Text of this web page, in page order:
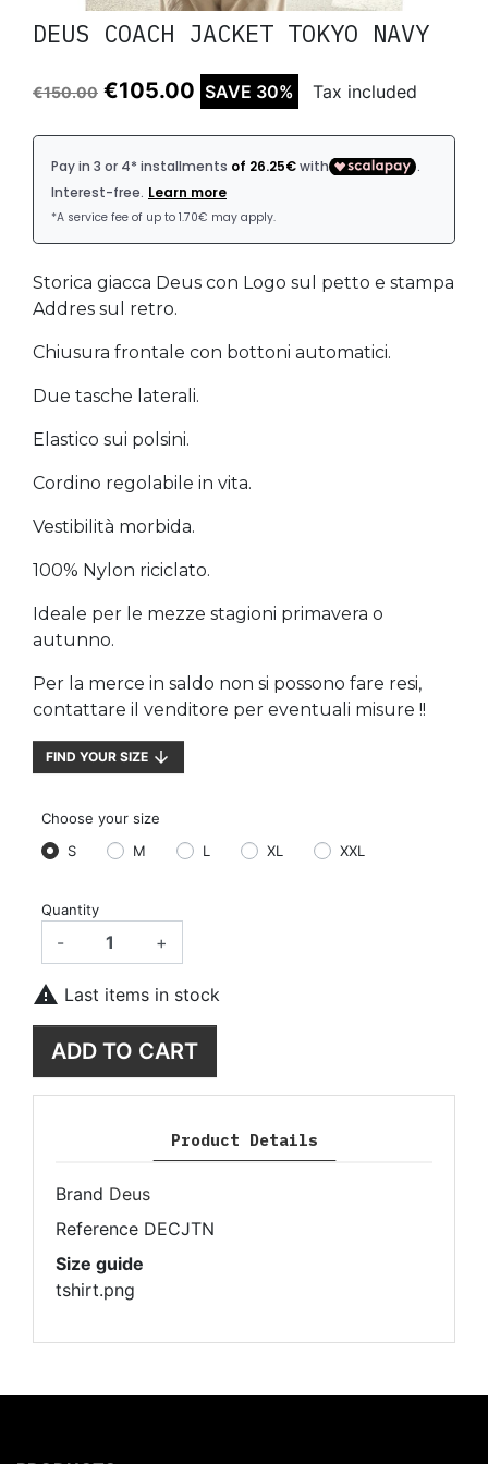
DEUS COACH JACKET TOKYO NAVY
€150.00 €105.00 SAVE 30% Tax included
Storica giacca Deus con Logo sul petto e stampa
Addres sul retro.
Chiusura frontale con bottoni automatici.
Due tasche laterali.
Elastico sui polsini.
Cordino regolabile in vita.
Vestibilità morbida.
100% Nylon riciclato.
Ideale per le mezze stagioni primavera o
autunno.
Per la merce in saldo non si possono fare resi,
contattare il venditore per eventuali misure !!
FIND YOUR SIZE arrow_downward
Choose your size
S
M L XL XXL
Quantity
- +
 Last items in stock
ADD TO CART
Product Details
Brand Deus
Reference DECJTN
Size guide
tshirt.png